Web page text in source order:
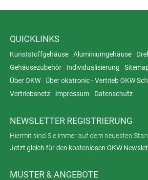
werden. Der Zwischenring aus
Sonderspritzung ab 200 Stück in
die Elektronikeinbauten beim
Putzen gegen Strahlwasser geschützt.
QUICKLINKS
Kunststoffgehäuse Aluminiumgehäuse
Gehäusezubehör
Individualisierung
Über OKW
Über okatronic - Vertrieb OKW
Vertriebsnetz
Impressum Datenschutz
NEWSLETTER REGISTRIERUNG
Hiermit sind Sie immer auf dem neuesten
Jetzt gleich für den kostenlosen OKW
MUSTER & ANGEBOTE